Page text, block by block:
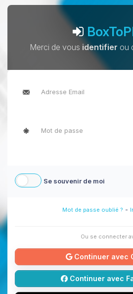
Merci de vous identifier ou
Se souvenir de moi
Mot de passe oublié ? -
Ou se connecter
Continuer avec
Continuer avec